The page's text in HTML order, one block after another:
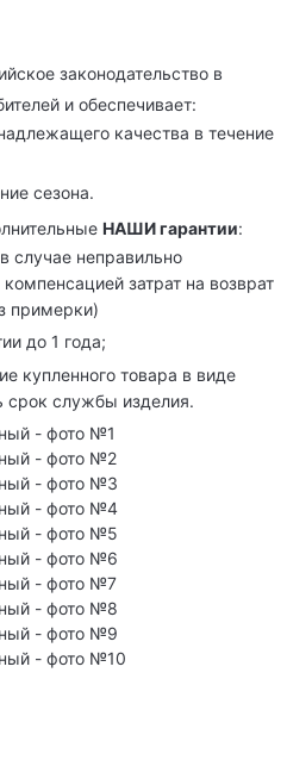
законодательство в
и обеспечивает:
качества в течение
сезона.
НАШИ гарантии:
случае неправильно
затрат на возврат
примерки)
до 1 года;
купленного товара в виде
срок службы изделия.